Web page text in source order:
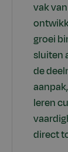
vak
groei
sluiten
de
leren
direct